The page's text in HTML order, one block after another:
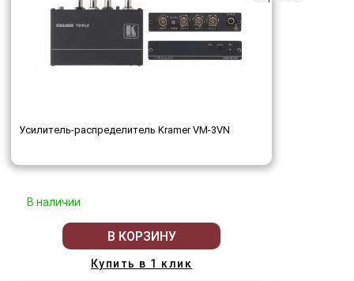
Усилитель-распределитель Kramer VM-3VN
В наличии
В КОРЗИНУ
Купить в 1 клик